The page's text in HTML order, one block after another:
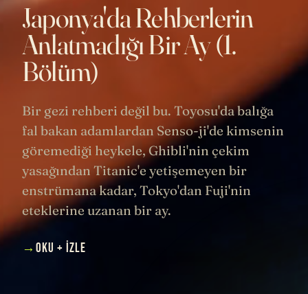
Japonya'da Rehberlerin
Anlatmadığı Bir Ay (1.
Bölüm)
Bir gezi rehberi değil bu. Toyosu'da balığa
fal bakan adamlardan Senso-ji'de kimsenin
göremediği heykele, Ghibli'nin çekim
yasağından Titanic'e yetişemeyen bir
enstrümana kadar, Tokyo'dan Fuji'nin
eteklerine uzanan bir ay.
→ OKU + İZLE